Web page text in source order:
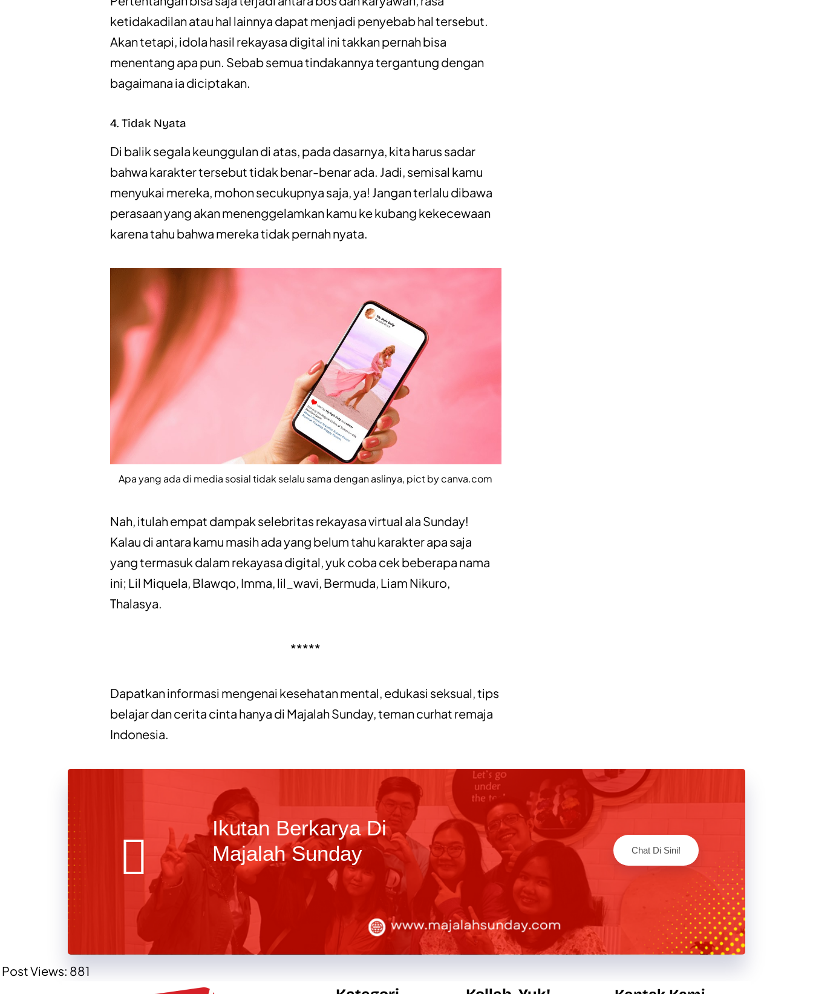
ketidakadilan atau hal lainnya dapat menjadi penyebab hal tersebut.
Akan tetapi, idola hasil rekayasa digital ini takkan pernah bisa
menentang apa pun. Sebab semua tindakannya tergantung dengan
bagaimana ia diciptakan.
4. Tidak Nyata
Di balik segala keunggulan di atas, pada dasarnya, kita harus sadar
bahwa karakter tersebut tidak benar-benar ada. Jadi, semisal kamu
menyukai mereka, mohon secukupnya saja, ya! Jangan terlalu dibawa
perasaan yang akan menenggelamkan kamu ke kubang kekecewaan
karena tahu bahwa mereka tidak pernah nyata.
Apa yang ada di media sosial tidak selalu sama dengan aslinya, pict by canva.com
Nah, itulah empat dampak selebritas rekayasa virtual ala Sunday!
Kalau di antara kamu masih ada yang belum tahu karakter apa saja
yang termasuk dalam rekayasa digital, yuk coba cek beberapa nama
ini; Lil Miquela, Blawqo, Imma, lil_wavi, Bermuda, Liam Nikuro,
Thalasya.
*****
Dapatkan informasi mengenai kesehatan mental, edukasi seksual,tips
belajardancerita cinta hanya di Majalah Sunday, teman curhat remaja
Indonesia.
Ikutan Berkarya Di
Majalah Sunday
Chat Di Sini!
Post Views: 881